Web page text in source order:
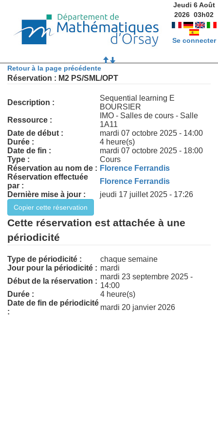
Jeudi 6 Août
2026 03h02
Se connecter
Retour à la page précédente
Réservation : M2 PS/SML/OPT
Description :
Sequential learning E
BOURSIER
Ressource :
IMO - Salles de cours - Salle
1A11
Date de début :
mardi 07 octobre 2025 - 14:00
Durée :
4 heure(s)
Date de fin :
mardi 07 octobre 2025 - 18:00
Type :
Cours
Réservation au nom de : Florence Ferrandis
Réservation effectuée
par :
Florence Ferrandis
Dernière mise à jour :
jeudi 17 juillet 2025 - 17:26
Cette réservation est attachée à une
périodicité
Type de périodicité :
chaque semaine
Jour pour la périodicité : mardi
Début de la réservation :
mardi 23 septembre 2025 -
14:00
Durée :
4 heure(s)
Date de fin de périodicité
:
mardi 20 janvier 2026